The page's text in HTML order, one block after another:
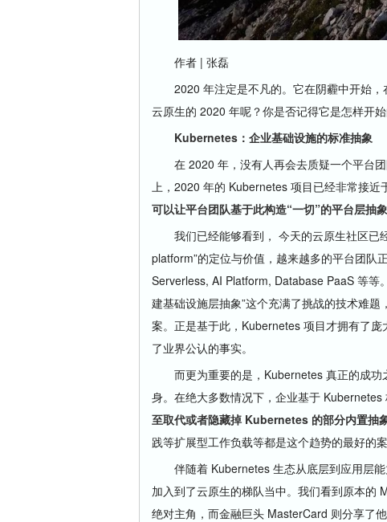
作者 | 张磊
2020 年注定是不凡的。它在阴霾中开始，
云原生的 2020 年呢？你是否记得它是怎样开
Kubernetes：企业基础设施的标准抽象
在 2020 年，没有人再会去质疑一个平台团
上，2020 年的 Kubernetes 项目已经非常接近
可以让平台团队基于此构造“一切”的平台层抽象
我们已经能够看到， 今天的云原生社区已
platform”的定位与价值，越来越多的平台团队
Serverless, AI Platform, Database PaaS 等等
建基础设施层抽象”这个充满了挑战的技术难
案。正是基于此，Kubernetes 项目才拥有了
了业界公认的事实。
而更为重要的是，Kubernetes 真正的成功
身。在绝大多数情况下，企业基于 Kubernetes
至取代或者隐藏掉 Kubernetes 的部分内置抽
践等扩展型工作负载等都是这个趋势的最好的案
伴随着 Kubernetes 生态从底层到应用层能
加入到了云原生的梯队当中。我们看到原本的
绝对主角，而金融巨头 MasterCard 则分享了